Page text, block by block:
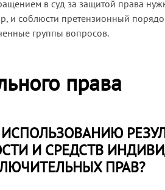
в суд за защитой права
и соблюсти претензионный
группы вопросов.
права
И СРЕДСТВ
ПРАВ?